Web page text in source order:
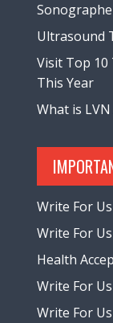
Ultrasound
Visit Top 10
This Year
What is
Write For
Write For
Health
Write For
Write For